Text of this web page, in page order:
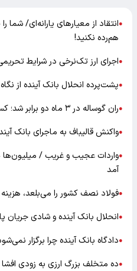
●انتقاد از معیارهای یارانه‌ای/ شما
هم‌رده نکنید!
●اجرای ارز تک‌نرخی در شرایط
●پشت‌پرده انحلال بانک آینده از
●ران گوساله در ۳ ماه دو برابر شد؛ کسی حواسش هست؟
●واکنش قالیباف به ماجرای بانک
●واردات عجیب و غریب / میلیون‌ها
آمد
●فولاد نصف کشور را می‌بلعد، هزینه
●انحلال بانک آینده و شادی
●دادگاه بانک آینده چرا برگزار
●ده متخلف بزرگ ارزی به زودی